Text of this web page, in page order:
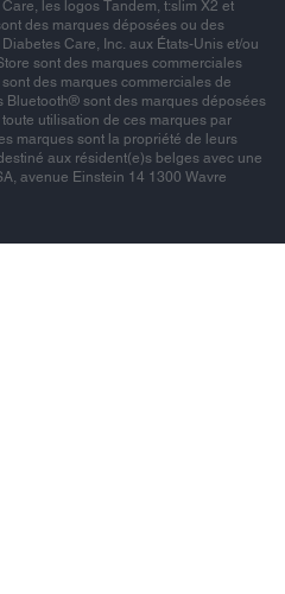
les logos Tandem, t:slim X2 et
des marques déposées ou des
Care, Inc. aux États-Unis et/ou
sont des marques commerciales
des marques commerciales de
Bluetooth® sont des marques déposées
utilisation de ces marques par
marques sont la propriété de leurs
aux résident(e)s belges avec une
avenue Einstein 14 1300 Wavre